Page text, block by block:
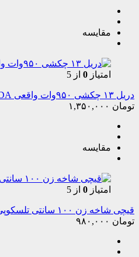
مقایسه
امتیاز 0 از 5
دریل ۱۳ چکشی ۹۵۰وات واقعی RADA
تومان
مقایسه
امتیاز 0 از 5
قیچی شاخه زن ۱۰۰ سانتی تلسکوپی اپکس
تومان